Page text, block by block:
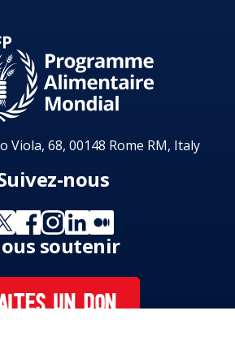
Viola, 68, 00148 Rome RM, Italy
nous
soutenir
UN DON